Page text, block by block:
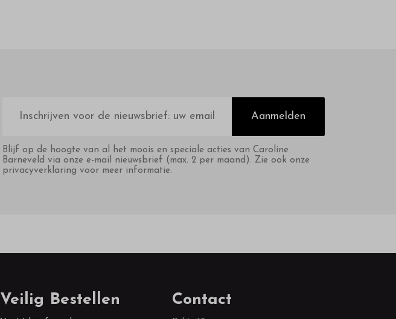
mailadres
Aanmelden
Blijf op de hoogte van al het moois en speciale acties van Caroline
Barneveld via onze e-mail nieuwsbrief (max. 2 per maand). Zie ook onze
privacyverklaring voor meer informatie.
Veilig Bestellen Contact